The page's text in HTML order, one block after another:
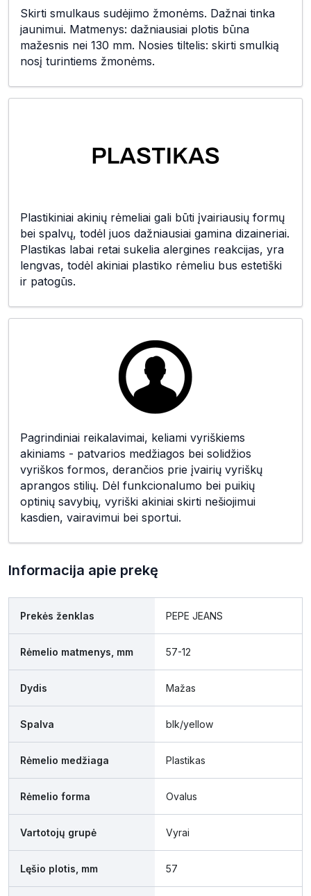
Skirti smulkaus sudėjimo žmonėms. Dažnai tinka
jaunimui. Matmenys: dažniausiai plotis būna
mažesnis nei 130 mm. Nosies tiltelis: skirti smulkią
nosį turintiems žmonėms.
Plastikiniai akinių rėmeliai gali būti įvairiausių formų
bei spalvų, todėl juos dažniausiai gamina dizaineriai.
Plastikas labai retai sukelia alergines reakcijas, yra
lengvas, todėl akiniai plastiko rėmeliu bus estetiški
ir patogūs.
Pagrindiniai reikalavimai, keliami vyriškiems
akiniams - patvarios medžiagos bei solidžios
vyriškos formos, derančios prie įvairių vyriškų
aprangos stilių. Dėl funkcionalumo bei puikių
optinių savybių, vyriški akiniai skirti nešiojimui
kasdien, vairavimui bei sportui.
Informacija apie prekę
Prekės ženklas PEPE JEANS
Rėmelio matmenys, mm 57-12
Dydis Mažas
Spalva blk/yellow
Rėmelio medžiaga Plastikas
Rėmelio forma Ovalus
Vartotojų grupė Vyrai
Lęšio plotis, mm 57